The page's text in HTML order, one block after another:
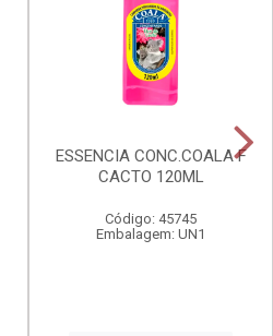
ESSENCIA CONC.COALA F
CACTO 120ML
Código: 45745
Embalagem: UN1